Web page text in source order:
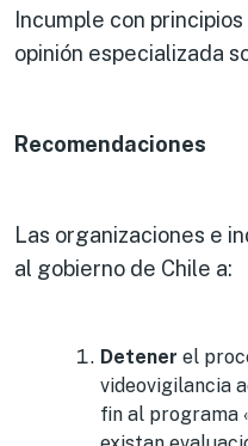
Incumple con
opinión especializada
Recomendaciones
Las organizaciones e
al gobierno de Chile a:
Detener el
videovigilancia
fin al programa